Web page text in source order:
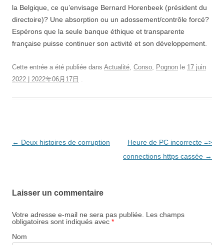
la Belgique, ce qu’envisage Bernard Horenbeek (président du
directoire)? Une absorption ou un adossement/contrôle forcé?
Espérons que la seule banque éthique et transparente
française puisse continuer son activité et son développement.
Cette entrée a été publiée dans Actualité Conso Pognon le 17 juin
2022 | 2022年06月17日
Navigation
← Deux histoires de corruption
Heure de PC incorrecte =>
connections https cassée →
Laisser un commentaire
Votre adresse e-mail ne sera pas publiée.
Les champs
obligatoires sont indiqués avec *
Nom